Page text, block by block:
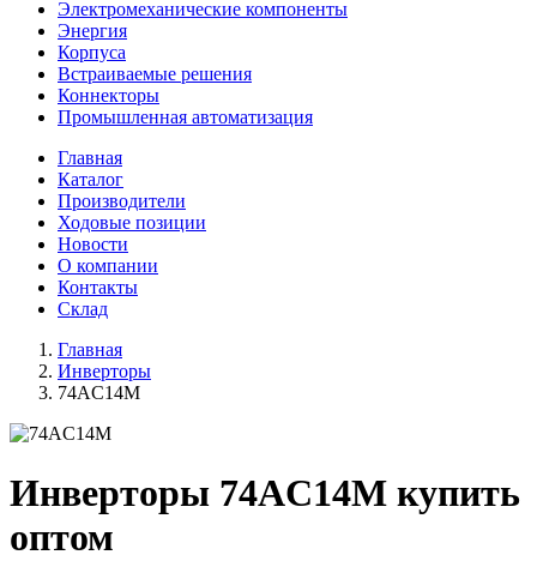
Электромеханические компоненты
Энергия
Корпуса
Встраиваемые решения
Коннекторы
Промышленная автоматизация
Главная
Каталог
Производители
Ходовые позиции
Новости
О компании
Контакты
Склад
Главная
Инверторы
74AC14M
Инверторы 74AC14M купить
оптом